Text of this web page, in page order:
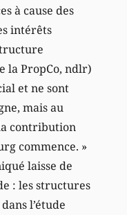
à cause des
intérêts
la PropCo, ndlr)
et ne sont
mais au
contribution
commence. »
laisse de
: les structures
l’étude